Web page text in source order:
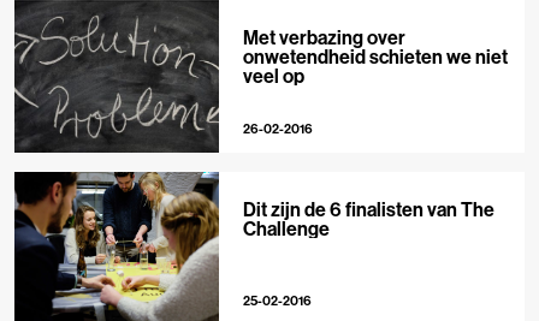
Met verbazing over
onwetendheid schieten we niet
veel op
26-02-2016
Dit zijn de 6 finalisten van The
Challenge
25-02-2016